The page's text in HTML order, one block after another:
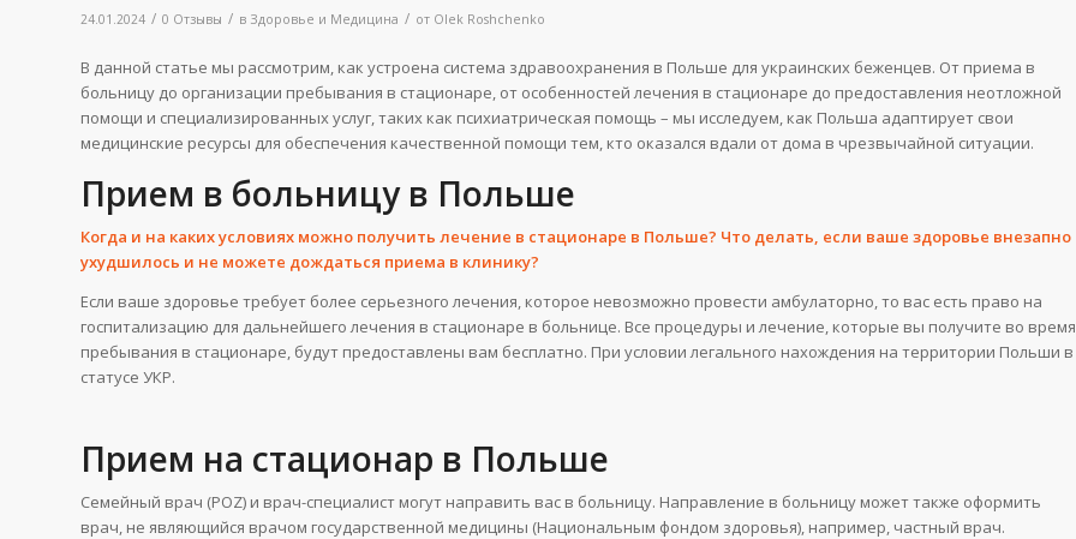
24.01.2024 / 0 Отзывы / в Здоровье и Медицина / от Olek Roshchenko
В данной статье мы рассмотрим, как устроена система здравоохранения в Польше для украинских беженцев. От приема в
больницу до организации пребывания в стационаре, от особенностей лечения в стационаре до предоставления неотложной
помощи и специализированных услуг, таких как психиатрическая помощь – мы исследуем, как Польша адаптирует свои
медицинские ресурсы для обеспечения качественной помощи тем, кто оказался вдали от дома в чрезвычайной ситуации.
Прием в больницу в Польше
Когда и на каких условиях можно получить лечение в стационаре в Польше? Что делать, если ваше здоровье внезапно
ухудшилось и не можете дождаться приема в клинику?
Если ваше здоровье требует более серьезного лечения, которое невозможно провести амбулаторно, то вас есть право на
госпитализацию для дальнейшего лечения в стационаре в больнице. Все процедуры и лечение, которые вы получите во время
пребывания в стационаре, будут предоставлены вам бесплатно. При условии легального нахождения на территории Польши в
статусе УКР.
Прием на стационар в Польше
Семейный врач (POZ) и врач-специалист могут направить вас в больницу. Направление в больницу может также оформить
врач, не являющийся врачом государственной медицины (Национальным фондом здоровья), например, частный врач.